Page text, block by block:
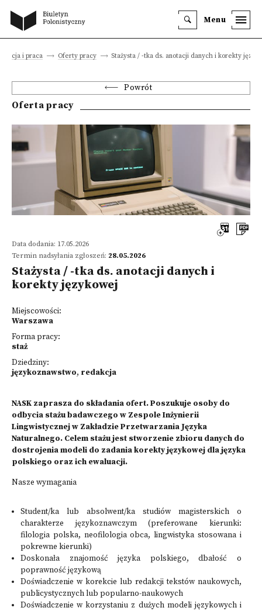
Menu
i praca Oferty pracy Stażysta / -tka ds. anotacji danych i korekty
Powrót
Oferta pracy
Data dodania: 17.05.2026
Termin nadsyłania zgłoszeń: 28.05.2026
Stażysta / -tka ds. anotacji danych i
korekty językowej
Miejscowości:
Warszawa
Forma pracy:
staż
Dziedziny:
językoznawstwo, redakcja
NASK zaprasza do składania ofert. Poszukuje osoby do
odbycia stażu badawczego w Zespole Inżynierii
Lingwistycznej w Zakładzie Przetwarzania Języka
Naturalnego. Celem stażu jest stworzenie zbioru danych do
dostrojenia modeli do zadania korekty językowej dla języka
polskiego oraz ich ewaluacji.
Nasze wymagania
Student/ka lub absolwent/ka studiów magisterskich o
charakterze językoznawczym (preferowane kierunki:
filologia polska, neofilologia obca, lingwistyka stosowana i
pokrewne kierunki)
Doskonała znajomość języka polskiego, dbałość o
poprawność językową
Doświadczenie w korekcie lub redakcji tekstów naukowych,
publicystycznych lub popularno-naukowych
Doświadczenie w korzystaniu z dużych modeli językowych i